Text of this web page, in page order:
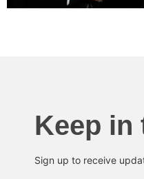
Keep in
Sign up to receive